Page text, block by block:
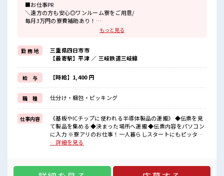
■お仕事PR
＼遠方の方も安心◎ワンルーム寮をご用意/
毎月3万円の寮費補助あり！
駐車場があるのでマイカー持ち込みOK！
寮周辺にコンビニ・スーパー・ドラックストアあり♪
＼未経験OK/
未経験の方も大カンゲイ！
経験がなくて不安な方もご安心ください♪
担当者がしっかりサポートします！
ここからスキル・ステップUPしていきましょう↑↑
さらに正社員が目指せちゃいます！
＼マイカーでらくらく通勤/
車・バイク・自転車での通勤OK！
駐車場代は無料です★
■職場の雰囲気
サポートもバッチリだから未経験からでも安心してスタートできま
すよ！
もっと見る
勤 務 地
三重県四日市市
【最寄駅】平津 ／ 三岐鉄道三岐線
給 与 【時給】1,400 円
職 種 仕分け・梱包・ピッキング
仕事内容
《基板やICチップに使われる半導体製品の運搬》 ◆伝票を見
て製品を集める ◆決まった場所へ運搬 ◆伝票内容をパソコン
に入力 ※寮アリのお仕事！一人暮らしスタートにもピッタリ
♪ ■お仕事PR ＼遠方の方も安心◎ワンルーム寮をご用意/ 毎
ニ・スーパー・ドラックストアあり♪ ＼未経験OK/ 未経験の
方も大カンゲイ！ 経験がなくて不安な方もご安心ください♪
…詳細を見る